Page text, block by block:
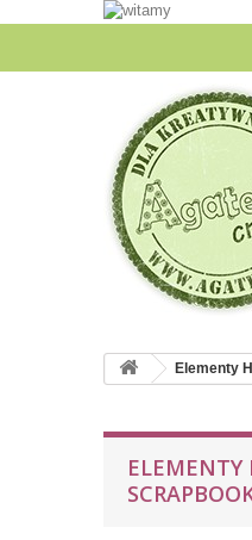
Elementy
ELEMENTY